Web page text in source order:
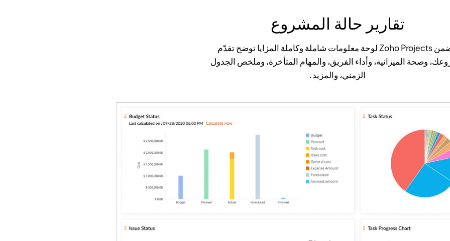
تقارير حالة المشروع
يتضمن Zoho Projects لوحة معلومات شاملة وكاملة المزايا توضح تقدّم
وصحة الميزانية، وأداء الفريق، والمهام المتأخرة، وملخص الجدول
الزمني، والمزيد.